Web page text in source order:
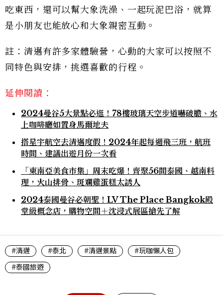
吃東西，還可以幫大象洗澡、一起玩泥巴浴，就算
是小朋友也能放心和大象親密互動。
註：清邁有許多家體驗營，心動的大家可以按照不
同特色與安排，挑選喜歡的行程。
延伸閱讀：
2024曼谷5大景點必逛！78樓玻璃天空步道嚇破膽、水
上咖啡廳如置身馬爾地夫
搭星宇航空去清邁度假！2024年起每週飛三班，航班
時間、建議出遊月份一次看
「東南亞美食市集」周末吃爆！齊聚56間泰國、越南料
理，火山排骨、斑斕雞蛋糕太誘人
2024泰國曼谷必朝聖！LV The Place Bangkok殿
堂級概念店，購物空間＋沈浸式展區搶先了解
#清邁 #泰北 #清邁景點
#玩咖懶人包
#泰國旅遊